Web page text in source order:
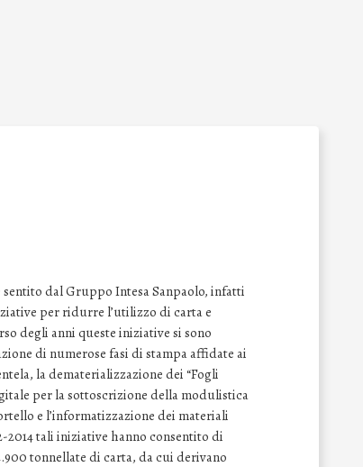
dal Gruppo Intesa Sanpaolo, infatti
per ridurre l’utilizzo di carta e
degli anni queste iniziative si sono
di numerose fasi di stampa affidate ai
la dematerializzazione dei “Fogli
per la sottoscrizione della modulistica
e l’informatizzazione dei materiali
tali iniziative hanno consentito di
tonnellate di carta, da cui derivano